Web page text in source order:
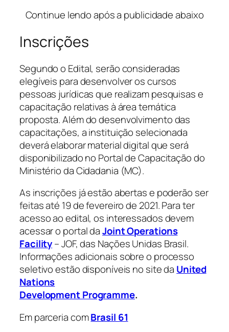
Continue lendo após a publicidade abaixo
Inscrições
Segundo o Edital, serão consideradas
elegíveis para desenvolver os cursos
pessoas jurídicas que realizam pesquisas e
capacitação relativas à área temática
proposta. Além do desenvolvimento das
capacitações, a instituição selecionada
deverá elaborar material digital que será
disponibilizado no Portal de Capacitação do
Ministério da Cidadania (MC).
As inscrições já estão abertas e poderão ser
feitas até 19 de fevereiro de 2021. Para ter
acesso ao edital, os interessados devem
acessar o portal daJoint Operations
Facility– JOF, das Nações Unidas Brasil.
Informações adicionais sobre o processo
seletivo estão disponíveis no site da United
Nations
Development Programme.
Em parceria comBrasil 61